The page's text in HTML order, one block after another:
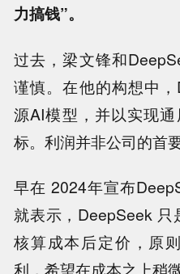
力搞钱”。
过去，梁文锋和
谨慎。在他的构想中
源AI模型，并以实现
标。利润并非公司的首要
早在 2024年宣布
就表示，DeepSeek 只
核算成本后定价，原